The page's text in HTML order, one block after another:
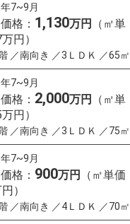
7~9月
格： 1,130万円
（㎡単
円）
／南向き ／3ＬＤＫ ／65㎡
7~9月
格： 2,000万円
（㎡単
円）
／南向き ／3ＬＤＫ ／75㎡
7~9月
格： 900万円
（㎡単価
）
／南向き ／4ＬＤＫ ／70㎡